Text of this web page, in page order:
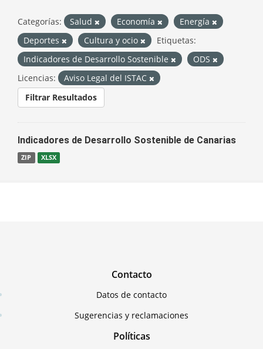
Categorías: Salud Economía
Energía
Deportes
Cultura y ocio
Etiquetas:
Indicadores de Desarrollo Sostenible
ODS
Licencias:
Aviso Legal del ISTAC
Filtrar Resultados
Indicadores de Desarrollo Sostenible de Canarias
ZIP XLSX
Contacto
Datos de contacto
Sugerencias y reclamaciones
Políticas